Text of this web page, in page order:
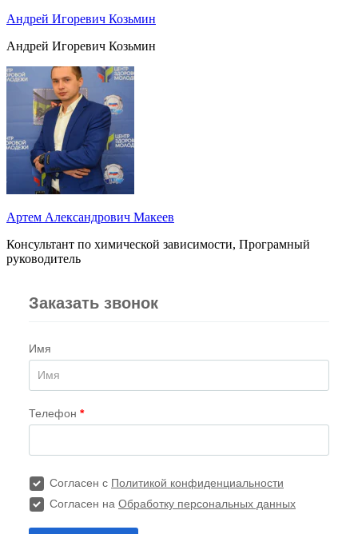
Андрей Игоревич Козьмин
Андрей Игоревич Козьмин
Артем Александрович Макеев
Консультант по химической зависимости, Програмный
руководитель